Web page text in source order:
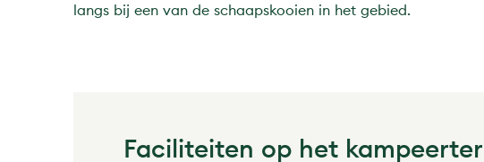
langs bij een van de schaapskooien in het gebied.
Faciliteiten op het